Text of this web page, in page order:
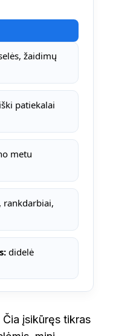
žaidimų
patiekalai
metu
rankdarbiai,
didelė
įsikūręs tikras